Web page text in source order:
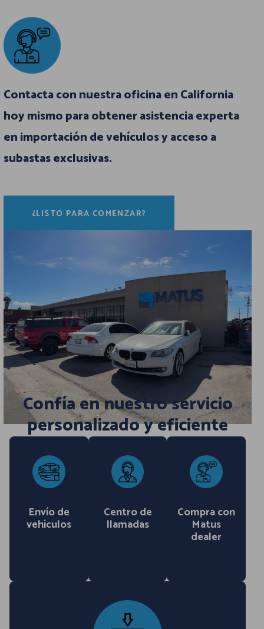
Contacta con nuestra oficina en California
hoy mismo para obtener asistencia experta
en importación de vehículos y acceso a
subastas exclusivas.
¿LISTO PARA COMENZAR?
Confía en nuestro servicio
personalizado y eficiente
Envío de
vehículos
Centro de
llamadas
Compra con
Matus
dealer